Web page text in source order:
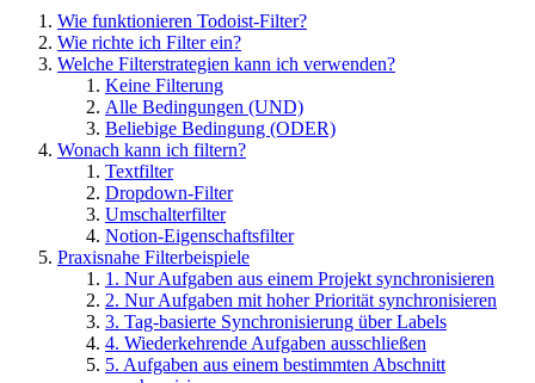
Wie funktionieren Todoist-Filter?
Wie richte ich Filter ein?
Welche Filterstrategien kann ich verwenden?
Keine Filterung
Alle Bedingungen (UND)
Beliebige Bedingung (ODER)
Wonach kann ich filtern?
Textfilter
Dropdown-Filter
Umschalterfilter
Notion-Eigenschaftsfilter
Praxisnahe Filterbeispiele
1. Nur Aufgaben aus einem Projekt synchronisieren
2. Nur Aufgaben mit hoher Priorität synchronisieren
3. Tag-basierte Synchronisierung über Labels
4. Wiederkehrende Aufgaben ausschließen
5. Aufgaben aus einem bestimmten Abschnitt